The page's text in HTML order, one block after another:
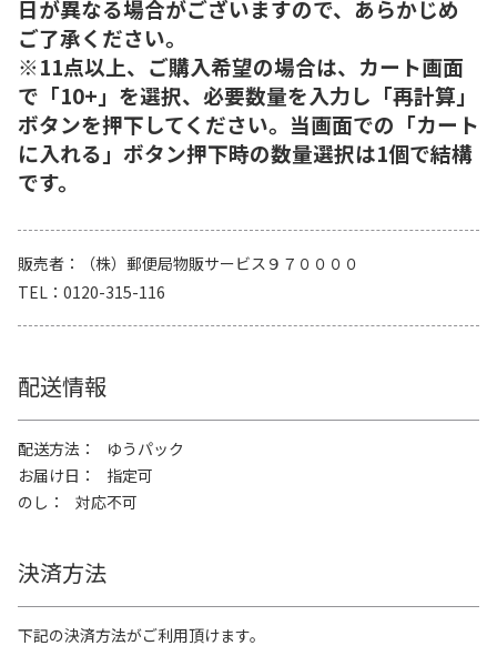
日が異なる場合がございますので、あらかじめ
ご了承ください。
※11点以上、ご購入希望の場合は、カート画面
で「10+」を選択、必要数量を入力し「再計算」
ボタンを押下してください。当画面での「カート
に入れる」ボタン押下時の数量選択は1個で結構
です。
販売者
（株）郵便局物販サービス９７００００
TEL
0120-315-116
配送情報
配送方法
ゆうパック
お届け日
指定可
のし
対応不可
決済方法
下記の決済方法がご利用頂けます。